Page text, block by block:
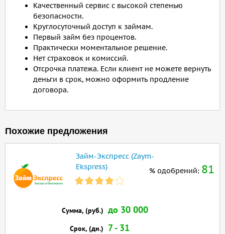
Качественный сервис с высокой степенью
безопасности.
Круглосуточный доступ к займам.
Первый займ без процентов.
Практически моментальное решение.
Нет страховок и комиссий.
Отсрочка платежа. Если клиент не можете вернуть
деньги в срок, можно оформить продление
договора.
Похожие предложения
Займ-Экспресс (Zaym-
Ekspress)
% одобрений: 81
Сумма, (руб.) до 30 000
Срок, (дн.) 7 - 31